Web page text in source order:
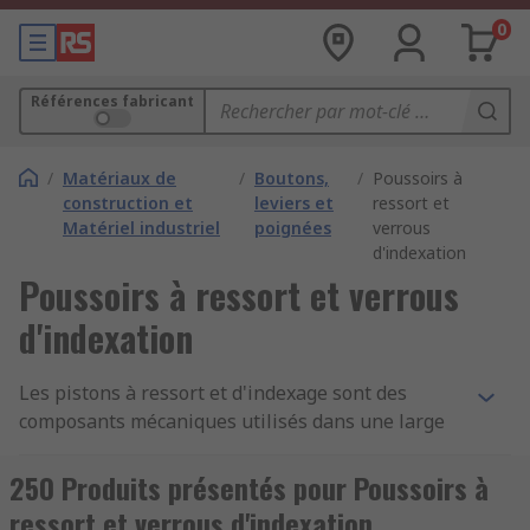
0
Références fabricant
/ Matériaux de
construction et
Matériel industriel
/ Boutons,
leviers et
poignées
/ Poussoirs à
ressort et
verrous
d'indexation
Poussoirs à ressort et verrous
d'indexation
Les pistons à ressort et d'indexage sont des
composants mécaniques utilisés dans une large
d'accessoires. Les pistons sont généralement
utilisés pour le verrouillage, le positionnement,
250 Produits présentés pour Poussoirs à